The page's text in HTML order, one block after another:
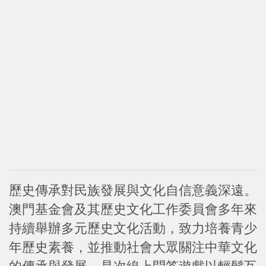
歷史傳承對民族發展與文化自信意義深遠。
澳門基金會及其歷史文化工作委員會多年來
持續舉辦多元歷史文化活動，致力培養青少
年歷史素養，並推動社會大眾關注中華文化